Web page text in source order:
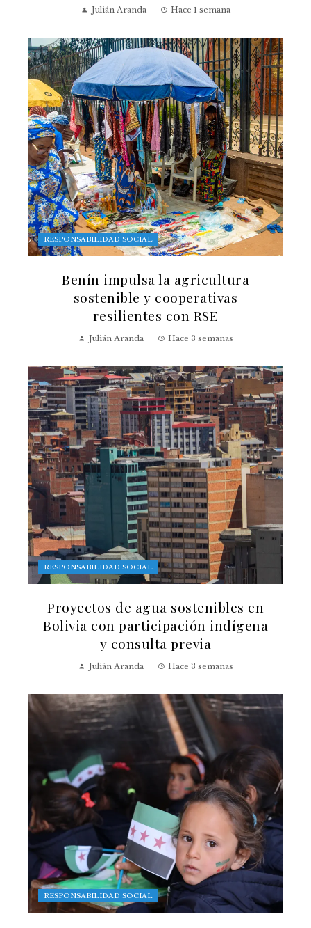
Julián Aranda Hace 1 semana
RESPONSABILIDAD SOCIAL
Benín impulsa la agricultura
sostenible y cooperativas
resilientes con RSE
Julián Aranda Hace 3 semanas
RESPONSABILIDAD SOCIAL
Proyectos de agua sostenibles en
Bolivia con participación indígena
y consulta previa
Julián Aranda Hace 3 semanas
RESPONSABILIDAD SOCIAL